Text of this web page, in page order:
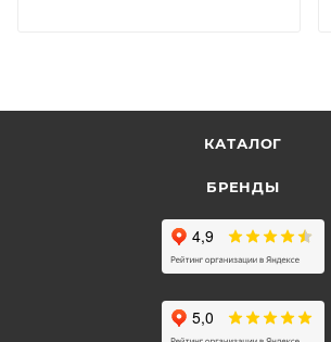
КАТАЛОГ
БРЕНДЫ